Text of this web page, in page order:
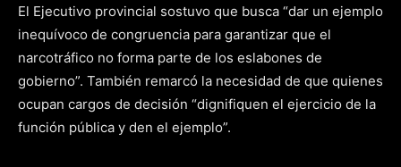
El Ejecutivo provincial sostuvo que busca “dar un ejemplo
inequívoco de congruencia para garantizar que el
narcotráfico no forma parte de los eslabones de
gobierno”. También remarcó la necesidad de que quienes
ocupan cargos de decisión “dignifiquen el ejercicio de la
función pública y den el ejemplo”.